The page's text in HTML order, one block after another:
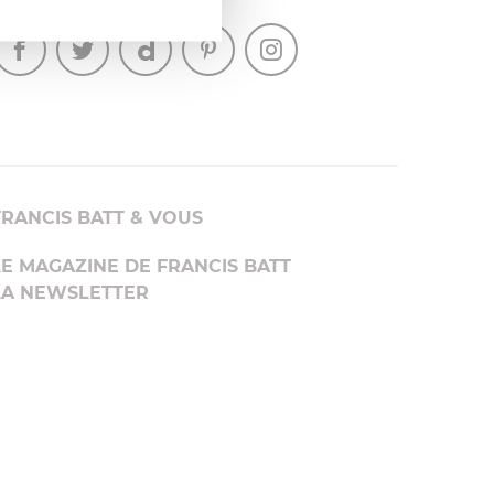
BATT & VOUS
MAGAZINE DE FRANCIS BATT
NEWSLETTER